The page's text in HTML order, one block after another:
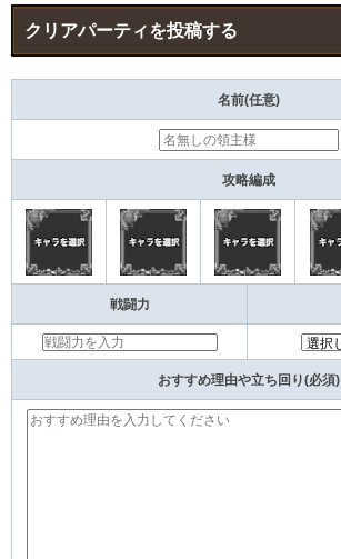
クリアパーティを投稿する
名前(任意)
攻略編成
戦闘力
おすすめ理由や立ち回り(必須)